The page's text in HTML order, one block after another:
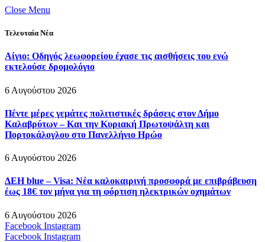
Close Menu
Τελευταία Νέα
Αίγιο: Οδηγός λεωφορείου έχασε τις αισθήσεις του ενώ
εκτελούσε δρομολόγιο
6 Αυγούστου 2026
Πέντε μέρες γεμάτες πολιτιστικές δράσεις στον Δήμο
Καλαβρύτων – Και την Κυριακή Πρωτοψάλτη και
Πορτοκάλογλου στο Πανελλήνιο Ηρώο
6 Αυγούστου 2026
ΔΕΗ blue – Visa: Νέα καλοκαιρινή προσφορά με επιβράβευση
έως 18€ τον μήνα για τη φόρτιση ηλεκτρικών οχημάτων
6 Αυγούστου 2026
Facebook Instagram
Facebook Instagram